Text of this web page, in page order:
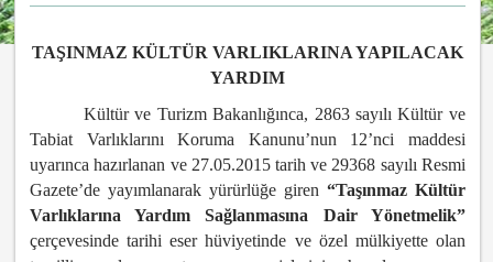
TAŞINMAZ KÜLTÜR VARLIKLARINA YAPILACAK
YARDIM
Kültür ve Turizm Bakanlığınca, 2863 sayılı Kültür ve
Tabiat Varlıklarını Koruma Kanunu’nun 12’nci maddesi
uyarınca hazırlanan ve 27.05.2015 tarih ve 29368 sayılı Resmi
Gazete’de yayımlanarak yürürlüğe giren “Taşınmaz Kültür
Varlıklarına Yardım Sağlanmasına Dair Yönetmelik”
çerçevesinde tarihi eser hüviyetinde ve özel mülkiyette olan